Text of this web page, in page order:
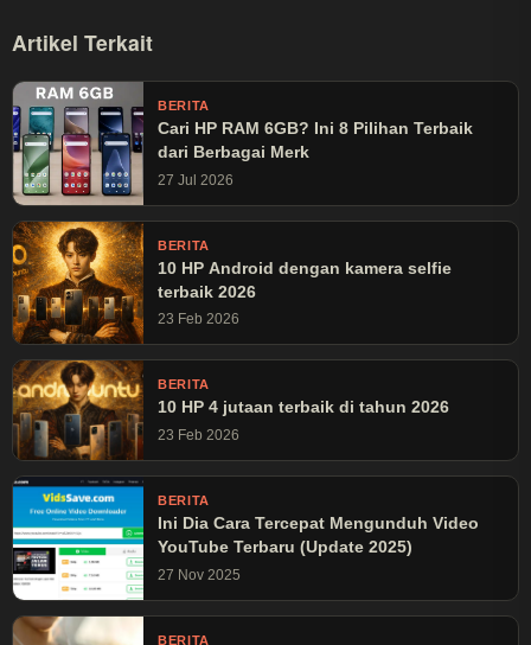
Artikel Terkait
BERITA
Cari HP RAM 6GB? Ini 8 Pilihan Terbaik
dari Berbagai Merk
27 Jul 2026
BERITA
10 HP Android dengan kamera selfie
terbaik 2026
23 Feb 2026
BERITA
10 HP 4 jutaan terbaik di tahun 2026
23 Feb 2026
BERITA
Ini Dia Cara Tercepat Mengunduh Video
YouTube Terbaru (Update 2025)
27 Nov 2025
BERITA